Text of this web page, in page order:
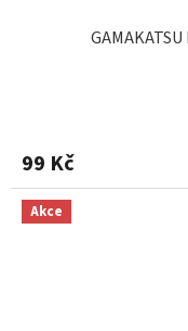
99 Kč
Akce